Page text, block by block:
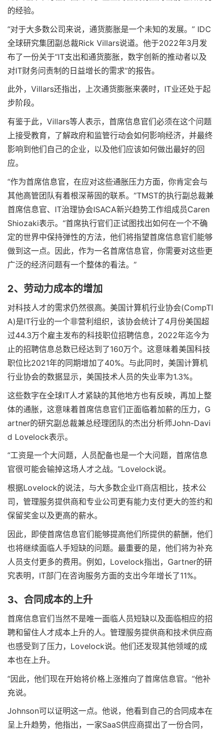
的经验。
“对于大多数公司来说，通货膨胀是一个未知的发展。” IDC
全球研究集团副总裁Rick Villars说道。他于2022年3月发
布了一份关于“IT支出和通货膨胀，数字创新的推动者以及
对IT财务问责制的日益增长的需求”的报告。
此外，Villars还指出，上次通货膨胀来袭时，IT业还处于起
步阶段。
有鉴于此，Villars等人表示，首席信息官们必须在这个问题
上接受教育，了解政府和监管行动会如何影响经济，并最终
影响到他们自己的企业，以及他们应该如何做出最好的回
应。
“作为首席信息官，在应对这些通胀压力方面，你肯定会与
其他高管团队有着根深蒂固的联系。”TMST的执行副总裁兼
首席信息官、IT治理协会ISACA新兴趋势工作组成员Caren
Shiozaki表示。“首席执行官们正试图找出如何在一个不确
定的世界中保持弹性的方法，他们将指望首席信息官们能够
做到这一点。因此，作为一名首席信息官，你需要对这些更
广泛的经济问题有一个整体的看法。”
2、劳动力成本的增加
对科技人才的需求仍然很高。美国计算机行业协会(CompTI
A)是IT行业的一个非营利组织，该协会统计了4月份美国超
过44.3万个雇主发布的科技职位招聘信息，2022年迄今为
止的招聘信息总数已经达到了160万个。这意味着美国科技
职位比2021年的同期增加了40%。与此同时，美国计算机
行业协会的数据显示，美国技术人员的失业率为1.3%。
这些数字在全球IT人才紧缺的其他地方也有反映，再加上整
体的通胀，这意味着首席信息官们正面临着加薪的压力，G
artner的研究副总裁兼总经理团队的杰出分析师John-Davi
d Lovelock表示。
“工资是一个大问题，人员配备也是一个大问题，首席信息
官很可能会输掉这场人才之战。”Lovelock说。
根据Lovelock的说法，与大多数企业IT商店相比，技术公
司，管理服务提供商和专业公司更有能力支付更大的签约和
保留奖金以及更高的薪水。
因此，即使首席信息官们能够提高他们所提供的薪酬，他们
也将继续面临人手短缺的问题。最重要的是，他们将为补充
人员支付更多的费用。例如，Lovelock指出，Gartner的研
究表明，IT部门在咨询服务方面的支出今年增长了11%。
3、合同成本的上升
首席信息官们当然不是唯一面临人员短缺以及面临相应的招
聘和留住人才成本上升的人。管理服务提供商和技术供应商
也感受到了压力，Lovelock说。他们还发现其他领域的成
本也在上升。
“因此，他们现在开始将价格上涨推向了首席信息官。”他补
充说。
Johnson可以证明这一点。他说，他看到自己的合同成本在
呈上升趋势，他指出，一家SaaS供应商提出了一份合同，